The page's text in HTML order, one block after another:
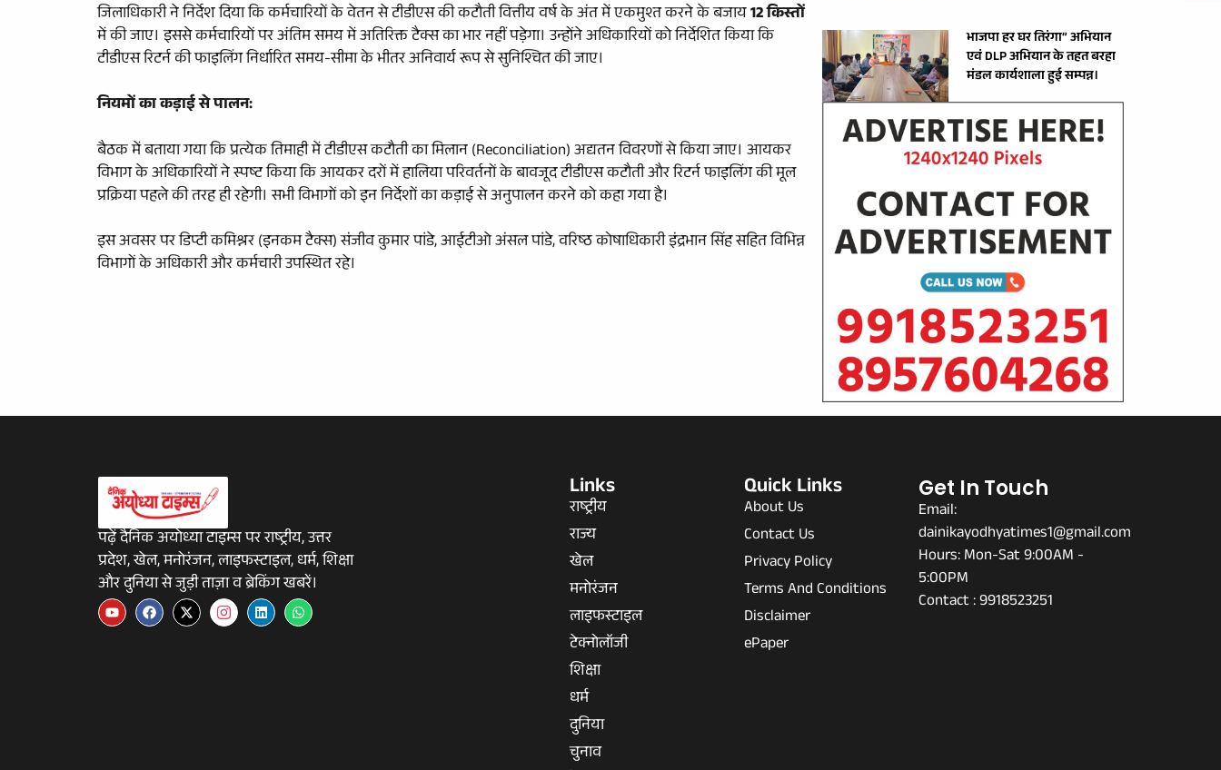
जिलाधिकारी ने निर्देश दिया कि कर्मचारियों के वेतन से टीडीएस की कटौती वित्तीय वर्ष के अंत में एकमुश्त करने के बजाय12 किस्तों
में की जाए। इससे कर्मचारियों पर अंतिम समय में अतिरिक्त टैक्स का भार नहीं पड़ेगा। उन्होंने अधिकारियों को निर्देशित किया कि
टीडीएस रिटर्न की फाइलिंग निर्धारित समय-सीमा के भीतर अनिवार्य रूप से सुनिश्चित की जाए।
नियमों का कड़ाई से पालन:
बैठक में बताया गया कि प्रत्येक तिमाही में टीडीएस कटौती का मिलान (Reconciliation) अद्यतन विवरणों से किया जाए। आयकर
विभाग के अधिकारियों ने स्पष्ट किया कि आयकर दरों में हालिया परिवर्तनों के बावजूद टीडीएस कटौती और रिटर्न फाइलिंग की मूल
प्रक्रिया पहले की तरह ही रहेगी। सभी विभागों को इन निर्देशों का कड़ाई से अनुपालन करने को कहा गया है।
​इस अवसर पर डिप्टी कमिश्नर (इनकम टैक्स) संजीव कुमार पांडे, आईटीओ अंसल पांडे, वरिष्ठ कोषाधिकारी इंद्रभान सिंह सहित विभिन्न
विभागों के अधिकारी और कर्मचारी उपस्थित रहे।
भाजपा हर घर तिरंगा” अभियान
एवं DLP अभियान के तहत बरहा
मंडल कार्यशाला हुई सम्पन्न।
पढ़ें दैनिक अयोध्या टाइम्स पर राष्ट्रीय, उत्तर
प्रदेश, खेल, मनोरंजन, लाइफस्टाइल, धर्म, शिक्षा
और दुनिया से जुड़ी ताज़ा व ब्रेकिंग खबरें।
Links
राष्ट्रीय
राज्य
खेल
मनोरंजन
लाइफस्टाइल
टेक्नोलॉजी
शिक्षा
धर्म
दुनिया
चुनाव
Quick Links
About Us
Contact Us
Privacy Policy
Terms And Conditions
Disclaimer
ePaper
Get In Touch
Email:
dainikayodhyatimes1@gmail.com
Hours: Mon-Sat 9:00AM -
5:00PM
Contact : 9918523251